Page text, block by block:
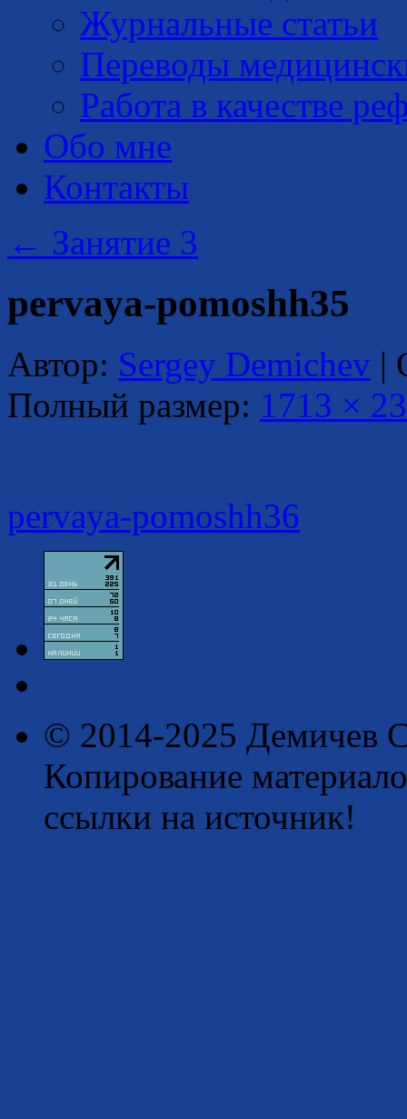
Журнальные статьи
Переводы
Работа в качестве
Обо мне
Контакты
← Занятие 3
pervaya-pomoshh35
Автор: Sergey Demichev |
Полный размер: 1713 ×
pervaya-pomoshh36
© 2014-2025 Демичев
Копирование
ссылки на источник!